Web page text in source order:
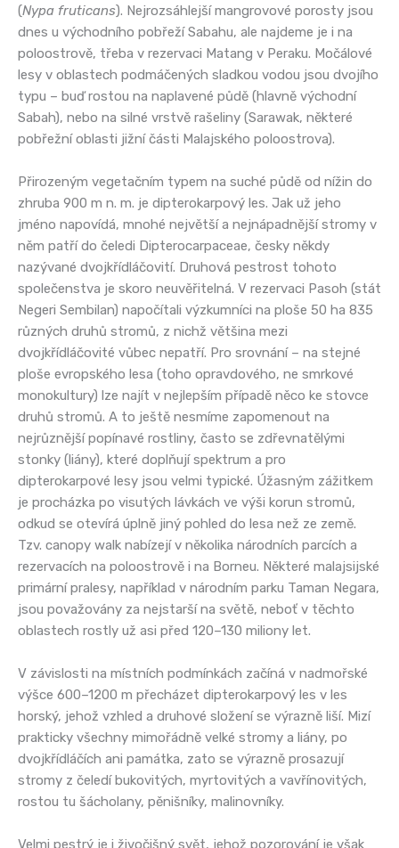
(Nypa fruticans). Nejrozsáhlejší mangrovové porosty jsou
dnes u východního pobřeží Sabahu, ale najdeme je i na
poloostrově, třeba v rezervaci Matang v Peraku. Močálové
lesy v oblastech podmáčených sladkou vodou jsou dvojího
typu – buď rostou na naplavené půdě (hlavně východní
Sabah), nebo na silné vrstvě rašeliny (Sarawak, některé
pobřežní oblasti jižní části Malajského poloostrova).
Přirozeným vegetačním typem na suché půdě od nížin do
zhruba 900 m n. m. je dipterokarpový les. Jak už jeho
jméno napovídá, mnohé největší a nejnápadnější stromy v
něm patří do čeledi Dipterocarpaceae, česky někdy
nazývané dvojkřídláčovití. Druhová pestrost tohoto
společenstva je skoro neuvěřitelná. V rezervaci Pasoh (stát
Negeri Sembilan) napočítali výzkumníci na ploše 50 ha 835
různých druhů stromů, z nichž většina mezi
dvojkřídláčovité vůbec nepatří. Pro srovnání – na stejné
ploše evropského lesa (toho opravdového, ne smrkové
monokultury) lze najít v nejlepším případě něco ke stovce
druhů stromů. A to ještě nesmíme zapomenout na
nejrůznější popínavé rostliny, často se zdřevnatělými
stonky (liány), které doplňují spektrum a pro
dipterokarpové lesy jsou velmi typické. Úžasným zážitkem
je procházka po visutých lávkách ve výši korun stromů,
odkud se otevírá úplně jiný pohled do lesa než ze země.
Tzv. canopy walk nabízejí v několika národních parcích a
rezervacích na poloostrově i na Borneu. Některé malajsijské
primární pralesy, například v národním parku Taman Negara,
jsou považovány za nejstarší na světě, neboť v těchto
oblastech rostly už asi před 120–130 miliony let.
V závislosti na místních podmínkách začíná v nadmořské
výšce 600–1200 m přecházet dipterokarpový les v les
horský, jehož vzhled a druhové složení se výrazně liší. Mizí
prakticky všechny mimořádně velké stromy a liány, po
dvojkřídláčích ani památka, zato se výrazně prosazují
stromy z čeledí bukovitých, myrtovitých a vavřínovitých,
rostou tu šácholany, pěnišníky, malinovníky.
Velmi pestrý je i živočišný svět, jehož pozorování je však